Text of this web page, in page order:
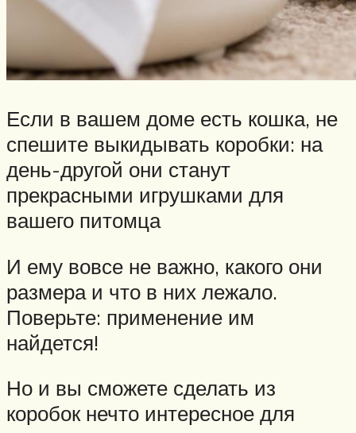
Если в вашем доме есть кошка, не
спешите выкидывать коробки: на
день-другой они станут
прекрасными игрушками для
вашего питомца
И ему вовсе не важно, какого они
размера и что в них лежало.
Поверьте: применение им
найдется!
Но и вы сможете сделать из
коробок нечто интересное для